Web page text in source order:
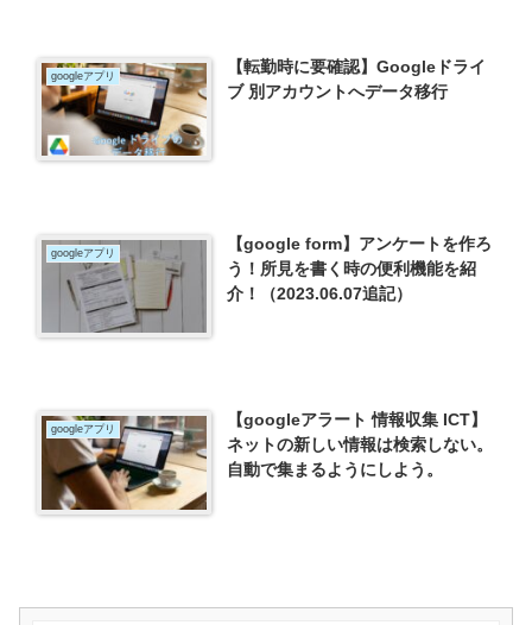
googleアプリ
【転勤時に要確認】Googleドライ
ブ 別アカウントへデータ移行
googleアプリ
【google form】アンケートを作ろ
う！所見を書く時の便利機能を紹
介！（2023.06.07追記）
googleアプリ
【googleアラート 情報収集 ICT】
ネットの新しい情報は検索しない。
自動で集まるようにしよう。